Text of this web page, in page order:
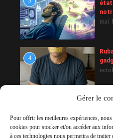
Gérer le
Pour offrir les meilleures expériences,
cookies pour stocker et/ou accéder aux
à ces technologies nous permettra de
mai
4
5
août